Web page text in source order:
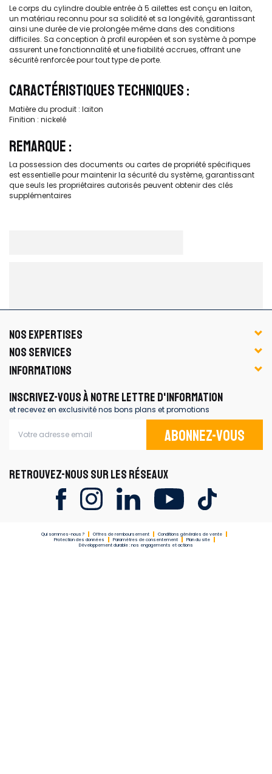
Le corps du cylindre double entrée à 5 ailettes est conçu en laiton,
un matériau reconnu pour sa solidité et sa longévité, garantissant
ainsi une durée de vie prolongée même dans des conditions
difficiles. Sa conception à profil européen et son système à pompe
assurent une fonctionnalité et une fiabilité accrues, offrant une
sécurité renforcée pour tout type de porte.
CARACTÉRISTIQUES TECHNIQUES :
Matière du produit : laiton
Finition : nickelé
REMARQUE :
La possession des documents ou cartes de propriété spécifiques
est essentielle pour maintenir la sécurité du système, garantissant
que seuls les propriétaires autorisés peuvent obtenir des clés
supplémentaires
NOS EXPERTISES
NOS SERVICES
INFORMATIONS
INSCRIVEZ-VOUS À NOTRE LETTRE D'INFORMATION
et recevez en exclusivité nos bons plans et promotions
Abonnez-vous
RETROUVEZ-NOUS SUR LES RÉSEAUX
Qui sommes-nous ? Offres de remboursement
Conditions générales de vente
Protection des données
Paramètres de consentement
Plan du site
Développement durable : nos engagements et actions